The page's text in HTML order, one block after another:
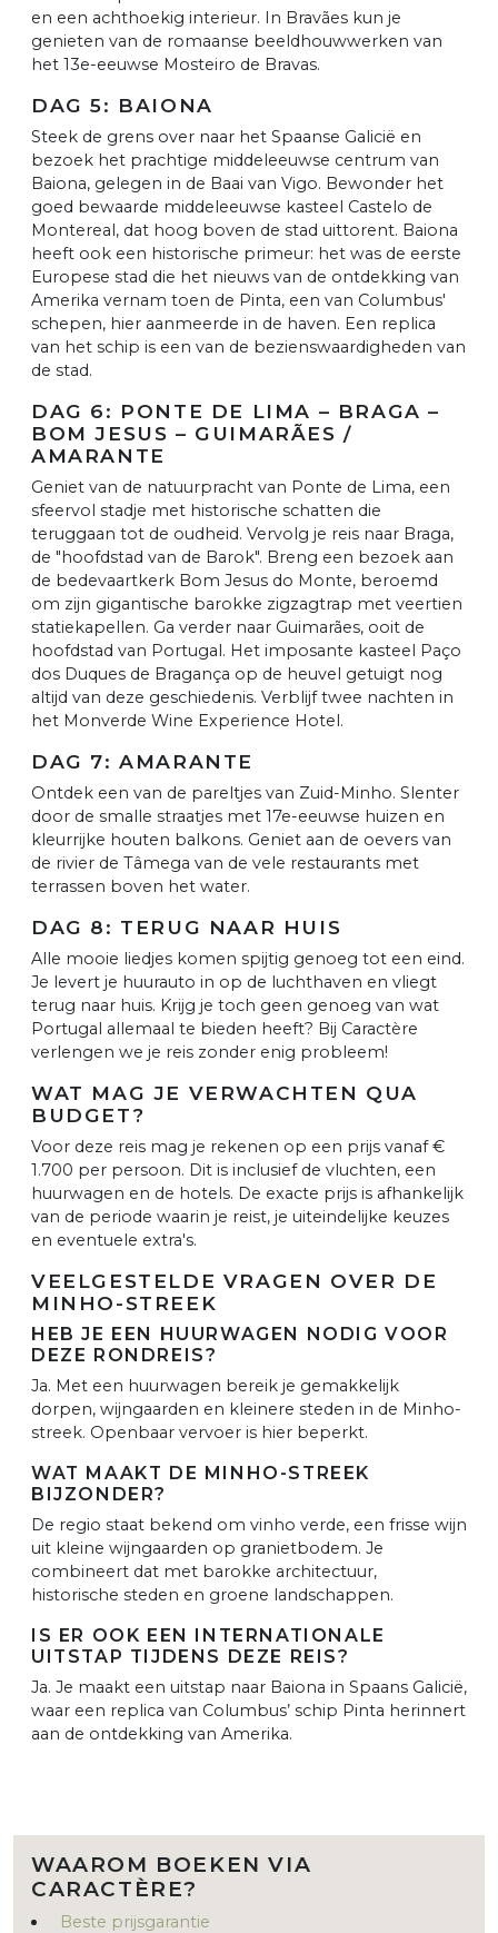
en een achthoekig interieur. In Bravães kun je
genieten van de romaanse beeldhouwwerken van
het 13e-eeuwse Mosteiro de Bravas.
DAG 5: BAIONA
Steek de grens over naar het Spaanse Galicië en
bezoek het prachtige middeleeuwse centrum van
Baiona, gelegen in de Baai van Vigo. Bewonder het
goed bewaarde middeleeuwse kasteel Castelo de
Montereal, dat hoog boven de stad uittorent. Baiona
heeft ook een historische primeur: het was de eerste
Europese stad die het nieuws van de ontdekking van
Amerika vernam toen de Pinta, een van Columbus'
schepen, hier aanmeerde in de haven. Een replica
van het schip is een van de bezienswaardigheden van
de stad.
DAG 6: PONTE DE LIMA – BRAGA –
BOM JESUS – GUIMARÃES /
AMARANTE
Geniet van de natuurpracht van Ponte de Lima, een
sfeervol stadje met historische schatten die
teruggaan tot de oudheid. Vervolg je reis naar Braga,
de "hoofdstad van de Barok". Breng een bezoek aan
de bedevaartkerk Bom Jesus do Monte, beroemd
om zijn gigantische barokke zigzagtrap met veertien
statiekapellen. Ga verder naar Guimarães, ooit de
hoofdstad van Portugal. Het imposante kasteel Paço
dos Duques de Bragança op de heuvel getuigt nog
altijd van deze geschiedenis. Verblijf twee nachten in
het Monverde Wine Experience Hotel.
DAG 7: AMARANTE
Ontdek een van de pareltjes van Zuid-Minho. Slenter
door de smalle straatjes met 17e-eeuwse huizen en
kleurrijke houten balkons. Geniet aan de oevers van
de rivier de Tâmega van de vele restaurants met
terrassen boven het water.
DAG 8: TERUG NAAR HUIS
Alle mooie liedjes komen spijtig genoeg tot een eind.
Je levert je huurauto in op de luchthaven en vliegt
terug naar huis. Krijg je toch geen genoeg van wat
Portugal allemaal te bieden heeft? Bij Caractère
verlengen we je reis zonder enig probleem!
WAT MAG JE VERWACHTEN QUA
BUDGET?
Voor deze reis mag je rekenen op een prijs vanaf €
1.700 per persoon. Dit is inclusief de vluchten, een
huurwagen en de hotels. De exacte prijs is afhankelijk
van de periode waarin je reist, je uiteindelijke keuzes
en eventuele extra's.
VEELGESTELDE VRAGEN OVER DE
MINHO-STREEK
HEB JE EEN HUURWAGEN NODIG VOOR
DEZE RONDREIS?
Ja. Met een huurwagen bereik je gemakkelijk
dorpen, wijngaarden en kleinere steden in de Minho-
streek. Openbaar vervoer is hier beperkt.
WAT MAAKT DE MINHO-STREEK
BIJZONDER?
De regio staat bekend om vinho verde, een frisse wijn
uit kleine wijngaarden op granietbodem. Je
combineert dat met barokke architectuur,
historische steden en groene landschappen.
IS ER OOK EEN INTERNATIONALE
UITSTAP TIJDENS DEZE REIS?
Ja. Je maakt een uitstap naar Baiona in Spaans Galicië,
waar een replica van Columbus’ schip Pinta herinnert
aan de ontdekking van Amerika.
WAAROM BOEKEN VIA
CARACTÈRE?
Beste prijsgarantie